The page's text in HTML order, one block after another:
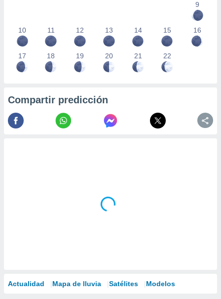
9
10 11 12 13 14 15 16
17 18 19 20 21 22
Compartir predicción
Actualidad Mapa de lluvia Satélites Modelos